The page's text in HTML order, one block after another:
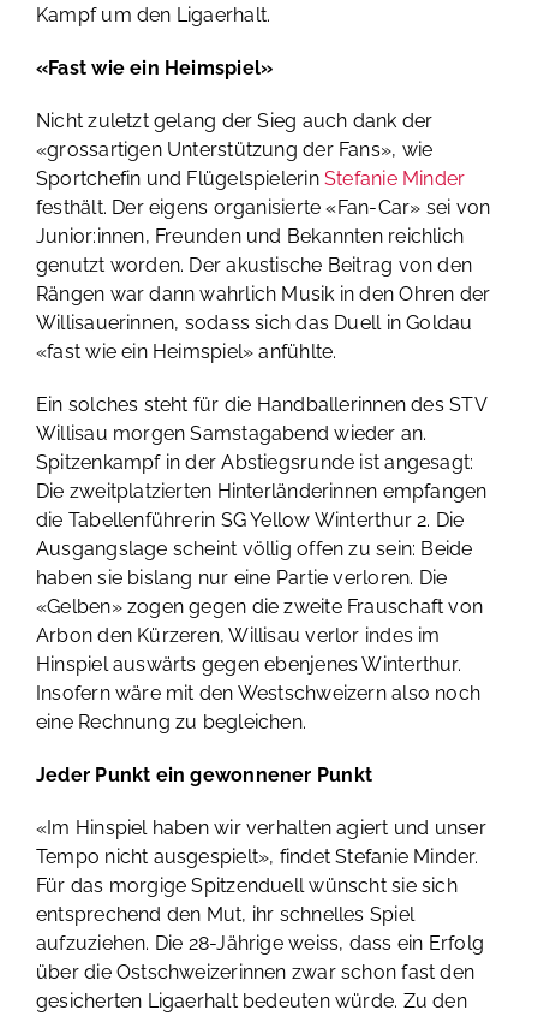
Kampf um den Ligaerhalt.
«Fast wie ein Heimspiel»
Nicht zuletzt gelang der Sieg auch dank der
«grossartigen Unterstützung der Fans», wie
Sportchefin und FlügelspielerinStefanie Minder
festhält. Der eigens organisierte «Fan-Car» sei von
Junior:innen, Freunden und Bekannten reichlich
genutzt worden. Der akustische Beitrag von den
Rängen war dann wahrlich Musik in den Ohren der
Willisauerinnen, sodass sich das Duell in Goldau
«fast wie ein Heimspiel» anfühlte.
Ein solches steht für die Handballerinnen des STV
Willisau morgen Samstagabend wieder an.
Spitzenkampf in der Abstiegsrunde ist angesagt:
Die zweitplatzierten Hinterländerinnen empfangen
die Tabellenführerin SG Yellow Winterthur 2. Die
Ausgangslage scheint völlig offen zu sein: Beide
haben sie bislang nur eine Partie verloren. Die
«Gelben» zogen gegen die zweite Frauschaft von
Arbon den Kürzeren, Willisau verlor indes im
Hinspiel auswärts gegen ebenjenes Winterthur.
Insofern wäre mit den Westschweizern also noch
eine Rechnung zu begleichen.
Jeder Punkt ein gewonnener Punkt
«Im Hinspiel haben wir verhalten agiert und unser
Tempo nicht ausgespielt», findet Stefanie Minder.
Für das morgige Spitzenduell wünscht sie sich
entsprechend den Mut, ihr schnelles Spiel
aufzuziehen. Die 28-Jährige weiss, dass ein Erfolg
über die Ostschweizerinnen zwar schon fast den
gesicherten Ligaerhalt bedeuten würde. Zu den